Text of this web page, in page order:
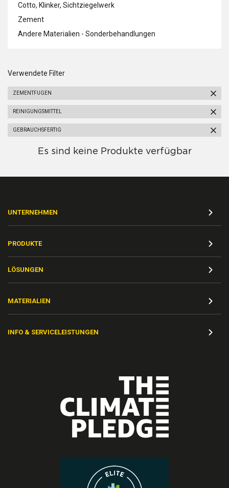
Cotto, Klinker, Sichtziegelwerk
Zement
Andere Materialien - Sonderbehandlungen
Verwendete Filter
ZEMENTFUGEN
REINIGUNGSMITTEL
GEBRAUCHSFERTIG
Es sind keine Produkte verfügbar
UNTERNEHMEN
PRODUKTE
LÖSUNGEN
MATERIALIEN
INFO & SERVICELEISTUNGEN